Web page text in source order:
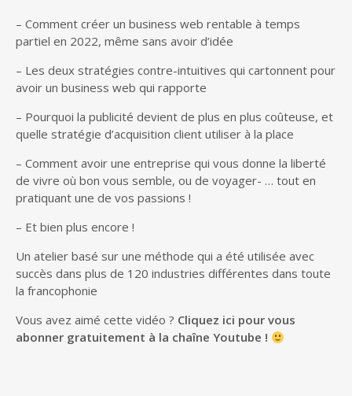
– Comment créer un business web rentable à temps
partiel en 2022, même sans avoir d’idée
– Les deux stratégies contre-intuitives qui cartonnent pour
avoir un business web qui rapporte
– Pourquoi la publicité devient de plus en plus coûteuse, et
quelle stratégie d’acquisition client utiliser à la place
– Comment avoir une entreprise qui vous donne la liberté
de vivre où bon vous semble, ou de voyager- … tout en
pratiquant une de vos passions !
– Et bien plus encore !
Un atelier basé sur une méthode qui a été utilisée avec
succès dans plus de 120 industries différentes dans toute
la francophonie
Vous avez aimé cette vidéo ? Cliquez ici pour vous
abonner gratuitement à la chaîne Youtube !